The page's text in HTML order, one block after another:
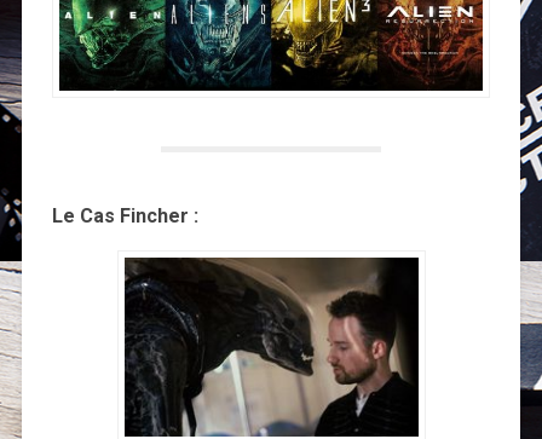
Le Cas Fincher :